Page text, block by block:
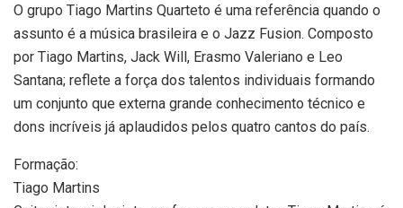
O grupo Tiago Martins Quarteto é uma referência quando o
assunto é a música brasileira e o Jazz Fusion. Composto
por Tiago Martins, Jack Will, Erasmo Valeriano e Leo
Santana; reflete a força dos talentos individuais formando
um conjunto que externa grande conhecimento técnico e
dons incríveis já aplaudidos pelos quatro cantos do país.
Formação:
Tiago Martins